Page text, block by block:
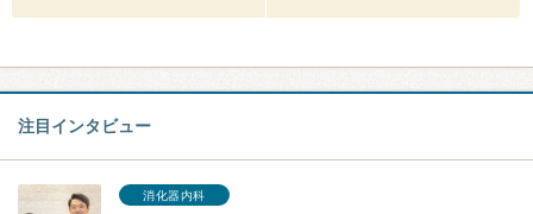
注目インタビュー
消化器内科